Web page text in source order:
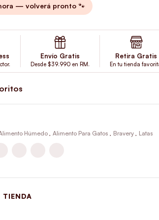
— volverá pronto 🐾
Envío Gratis
Desde $39.990 en RM.
Retira Gratis
En tu tienda
Húmedo , Alimento Para Gatos , Bravery , Latas
TIENDA